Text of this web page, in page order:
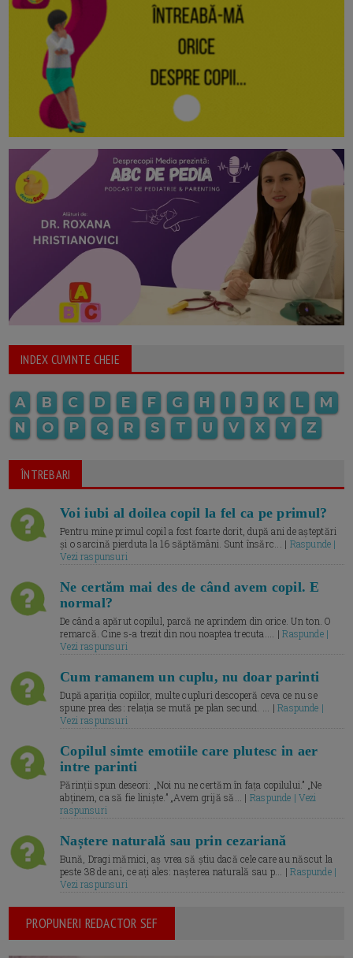
INDEX CUVINTE CHEIE
A B C D E F G H I J K L
M
N
O P Q R S T U V X Y Z
ÎNTREBARI
Voi iubi al doilea copil la fel ca pe primul?
Pentru mine primul copil a fost foarte dorit, după ani de așteptări
și o sarcină pierduta la 16 săptămâni. Sunt însărc... | Raspunde |
Vezi raspunsuri
Ne certăm mai des de când avem copil. E
normal?
De când a apărut copilul, parcă ne aprindem din orice. Un ton. O
remarcă. Cine s-a trezit din nou noaptea trecuta.... |Raspunde |
Vezi raspunsuri
Cum ramanem un cuplu, nu doar parinti
După apariția copiilor, multe cupluri descoperă ceva ce nu se
spune prea des: relația se mută pe plan secund. ... |Raspunde |
Vezi raspunsuri
Copilul simte emotiile care plutesc in aer
intre parinti
Părinții spun deseori: „Noi nu ne certăm în fața copilului.” „Ne
abținem, ca să fie liniște.” „Avem grijă să... | Raspunde | Vezi
raspunsuri
Naștere naturală sau prin cezariană
Bună, Dragi mămici, aș vrea să știu dacă cele care au născut la
peste 38 de ani, ce ați ales: nașterea naturală sau p... |Raspunde |
Vezi raspunsuri
PROPUNERI REDACTOR SEF